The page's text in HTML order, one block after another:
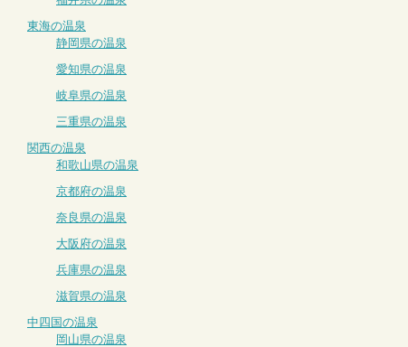
東海の温泉
静岡県の温泉
愛知県の温泉
岐阜県の温泉
三重県の温泉
関西の温泉
和歌山県の温泉
京都府の温泉
奈良県の温泉
大阪府の温泉
兵庫県の温泉
滋賀県の温泉
中四国の温泉
岡山県の温泉